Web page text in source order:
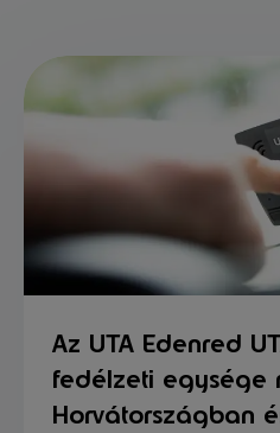
Az UTA Edenred
fedélzeti egysége
Horvátországban